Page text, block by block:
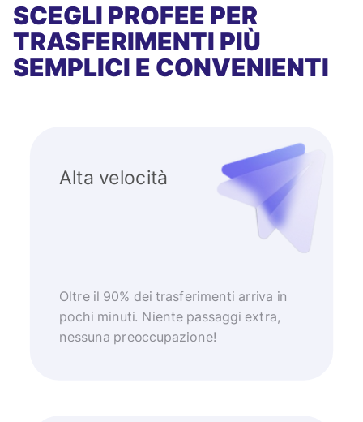
SCEGLI PROFEE PER
TRASFERIMENTI PIÙ
SEMPLICI E CONVENIENTI
Alta velocità
Oltre il 90% dei trasferimenti arriva in
pochi minuti. Niente passaggi extra,
nessuna preoccupazione!